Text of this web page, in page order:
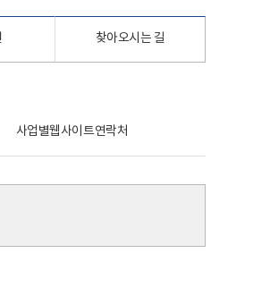
찾아오시는 길
사업별웹사이트연락처